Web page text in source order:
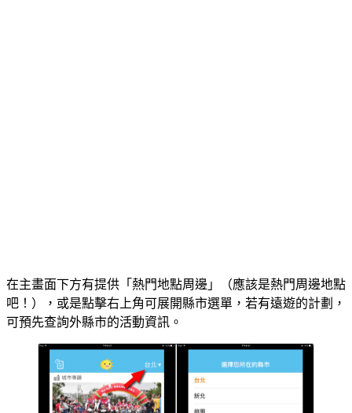
在主畫面下方有提供「熱門地點周邊」（應該是熱門周邊地點
吧！），或是點擊右上角可展開縣市選單，若有遠遊的計劃，
可預先查詢外縣市的活動資訊。